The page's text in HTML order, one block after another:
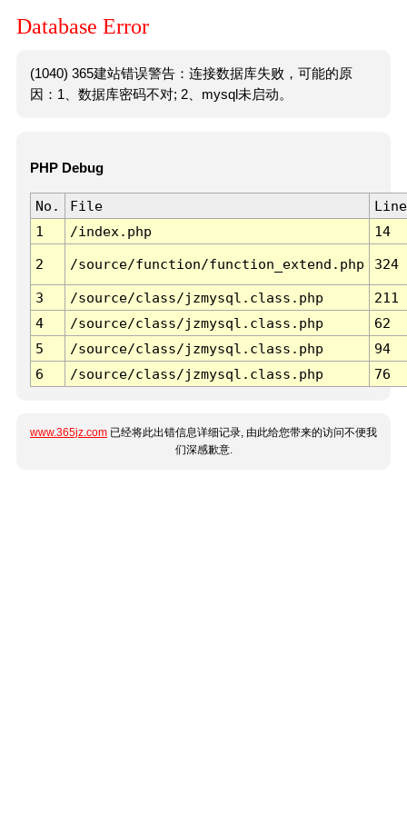
Database Error
(1040) 365建站错误警告：连接数据库失败，可能的原
因：1、数据库密码不对; 2、mysql未启动。
PHP Debug
No. File
Line
1
/index.php 14
2 /source/function/function_extend.php 324
3 /source/class/jzmysql.class.php
211
4
/source/class/jzmysql.class.php
62
5
/source/class/jzmysql.class.php
94
6
/source/class/jzmysql.class.php 76
www.365jz.com 已经将此出错信息详细记录, 由此给您带来的访问不便我
们深感歉意.